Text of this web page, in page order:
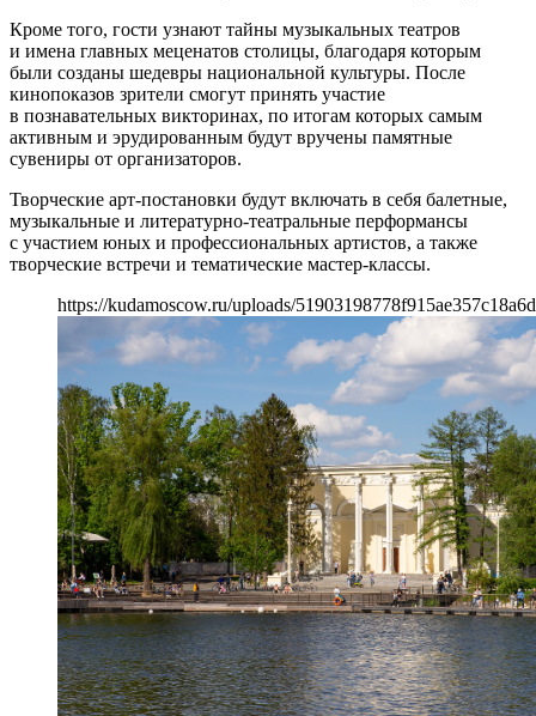
Кроме того, гости узнают тайны музыкальных театров
и имена главных меценатов столицы, благодаря которым
были созданы шедевры национальной культуры. После
кинопоказов зрители смогут принять участие
в познавательных викторинах, по итогам которых самым
активным и эрудированным будут вручены памятные
сувениры от организаторов.
Творческие арт-постановки будут включать в себя балетные,
музыкальные и литературно-театральные перформансы
с участием юных и профессиональных артистов, а также
творческие встречи и тематические мастер-классы.
https://kudamoscow.ru/uploads/